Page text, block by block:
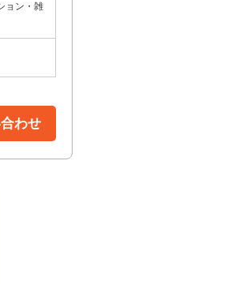
ョン・雑
わせ